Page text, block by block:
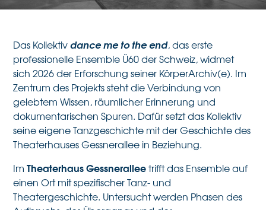
Das Kollektivdance me to the end, das erste
professionelle Ensemble Ü60 der Schweiz, widmet
sich 2026 der Erforschung seiner KörperArchiv(e). Im
Zentrum des Projekts steht die Verbindung von
gelebtem Wissen, räumlicher Erinnerung und
dokumentarischen Spuren. Dafür setzt das Kollektiv
seine eigene Tanzgeschichte mit der Geschichte des
Theaterhauses Gessnerallee in Beziehung.
ImTheaterhaus Gessneralleetrifft das Ensemble auf
einen Ort mit spezifischer Tanz- und
Theatergeschichte. Untersucht werden Phasen des